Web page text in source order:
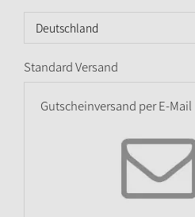
Standard Versand
Gutscheinversand per E-Mail